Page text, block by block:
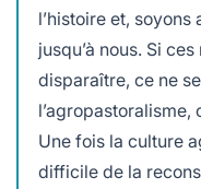
l’histoire et,
jusqu’à nous. Si
disparaître, ce ne
Une fois la culture
difficile de la